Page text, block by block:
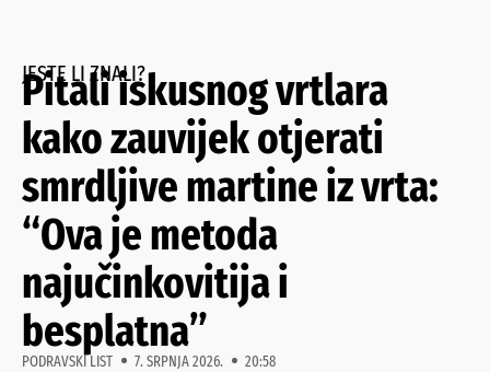
JESTE LI ZNALI?
Pitali iskusnog vrtlara
kako zauvijek otjerati
smrdljive martine iz vrta:
“Ova je metoda
najučinkovitija i
besplatna”
PODRAVSKI LIST 7. SRPNJA 2026. 20:58